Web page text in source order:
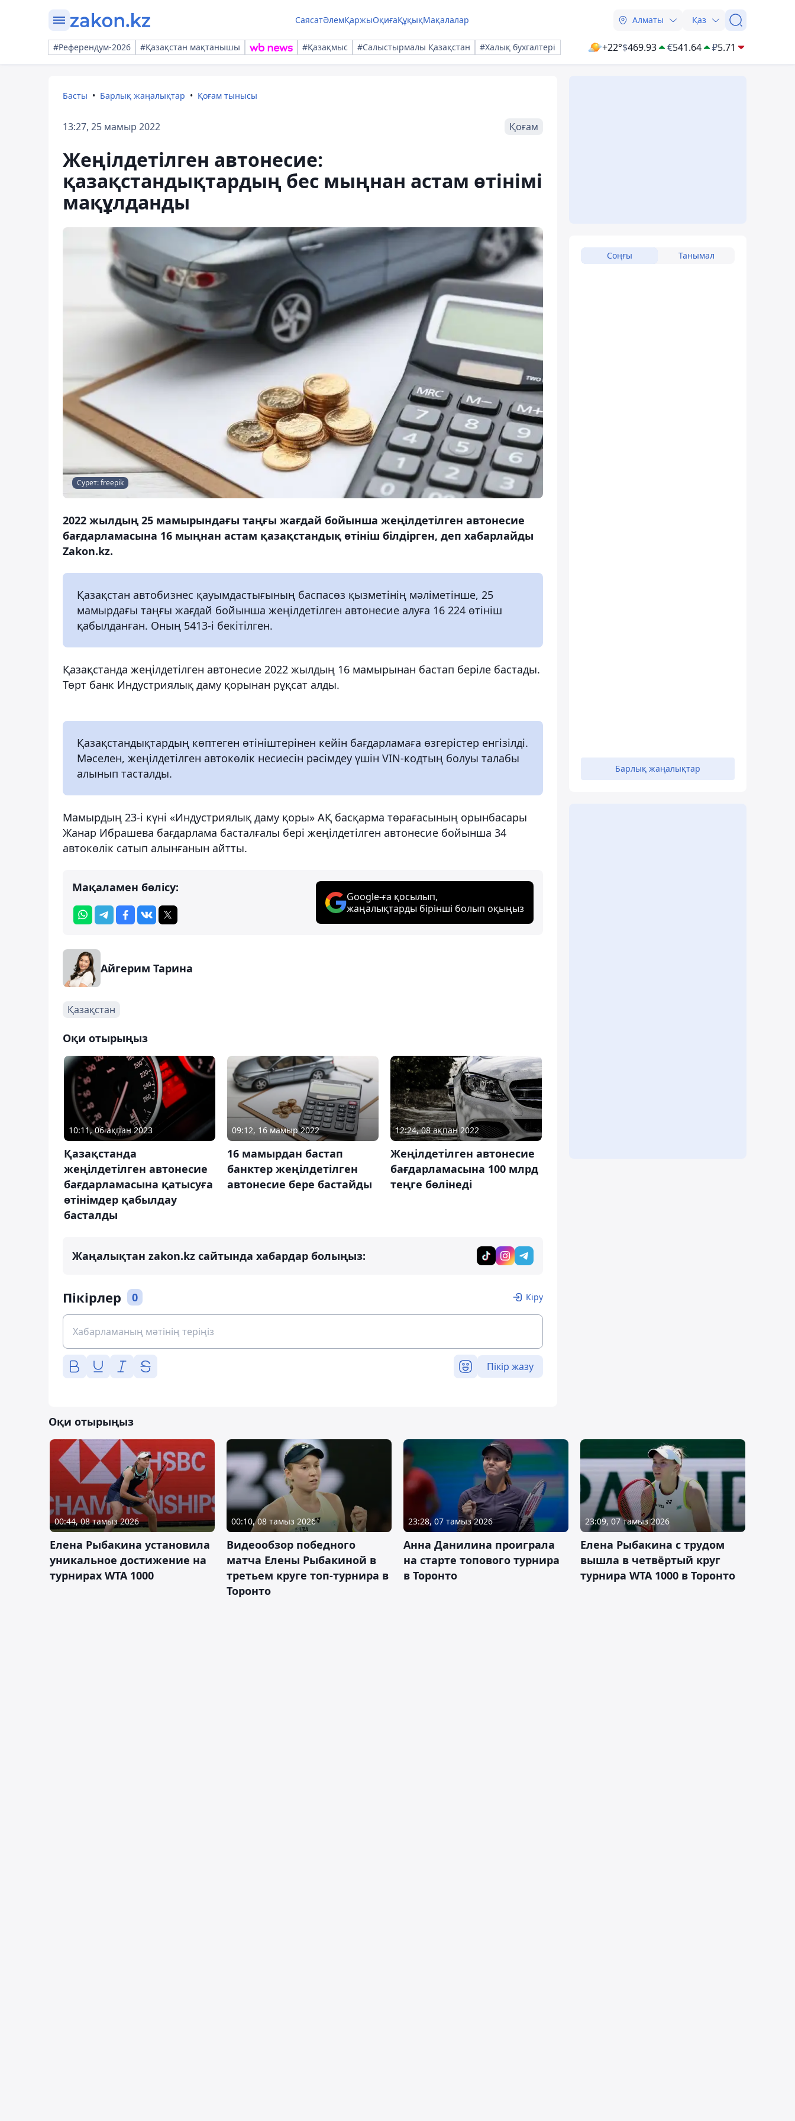
СаясатӘлемҚаржыОқиғаҚұқықМақалалар Алматы Қаз
#Референдум-2026 #Қазақстан мақтанышы #Қазақмыс #Салыстырмалы Қазақстан #Халық бухгалтері +22°$469.93 €541.64 ₽5.71
Басты Барлық жаңалықтар Қоғам тынысы
13:27, 25 мамыр 2022 Қоғам
Жеңілдетілген автонесие:
қазақстандықтардың бес мыңнан астам өтінімі
мақұлданды
Сурет: freepik
2022 жылдың 25 мамырындағы таңғы жағдай бойынша жеңілдетілген автонесие
бағдарламасына 16 мыңнан астам қазақстандық өтініш білдірген, деп хабарлайды
Zakon.kz.
Қазақстан автобизнес қауымдастығының баспасөз қызметінің мәліметінше, 25
мамырдағы таңғы жағдай бойынша жеңілдетілген автонесие алуға 16 224 өтініш
қабылданған. Оның 5413-і бекітілген.
Қазақстанда жеңілдетілген автонесие 2022 жылдың 16 мамырынан бастап беріле бастады.
Төрт банк Индустриялық даму қорынан рұқсат алды.
Қазақстандықтардың көптеген өтініштерінен кейін бағдарламаға өзгерістер енгізілді.
Мәселен, жеңілдетілген автокөлік несиесін рәсімдеу үшін VIN-кодтың болуы талабы
алынып тасталды.
Мамырдың 23-і күні «Индустриялық даму қоры» АҚ басқарма төрағасының орынбасары
Жанар Ибрашева бағдарлама басталғалы бері жеңілдетілген автонесие бойынша 34
автокөлік сатып алынғанын айтты.
Мақаламен бөлісу:
Google-ға қосылып,
жаңалықтарды бірінші болып оқыңыз
Айгерим Тарина
Қазақстан
Оқи отырыңыз
10:11, 06 ақпан 2023
Қазақстанда
жеңілдетілген автонесие
бағдарламасына қатысуға
өтінімдер қабылдау
басталды
09:12, 16 мамыр 2022
16 мамырдан бастап
банктер жеңілдетілген
автонесие бере бастайды
12:24, 08 ақпан 2022
Жеңілдетілген автонесие
бағдарламасына 100 млрд
теңге бөлінеді
Жаңалықтан zakon.kz сайтында хабардар болыңыз:
Пікірлер 0 Кіру
Пікір жазу
Соңғы Танымал
Барлық жаңалықтар
Оқи отырыңыз
00:44, 08 тамыз 2026
Елена Рыбакина установила
уникальное достижение на
турнирах WTA 1000
00:10, 08 тамыз 2026
Видеообзор победного
матча Елены Рыбакиной в
третьем круге топ-турнира в
Торонто
23:28, 07 тамыз 2026
Анна Данилина проиграла
на старте топового турнира
в Торонто
23:09, 07 тамыз 2026
Елена Рыбакина с трудом
вышла в четвёртый круг
турнира WTA 1000 в Торонто